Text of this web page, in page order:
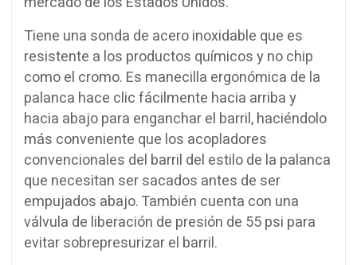
Tiene una sonda de acero inoxidable que es
resistente a los productos químicos y no chip
como el cromo. Es manecilla ergonómica de la
palanca hace clic fácilmente hacia arriba y
hacia abajo para enganchar el barril, haciéndolo
más conveniente que los acopladores
convencionales del barril del estilo de la palanca
que necesitan ser sacados antes de ser
empujados abajo. También cuenta con una
válvula de liberación de presión de 55 psi para
evitar sobrepresurizar el barril.